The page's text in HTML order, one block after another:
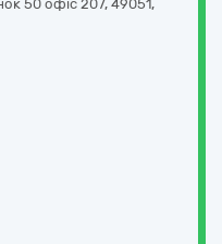
50 офіс 207, 49051,